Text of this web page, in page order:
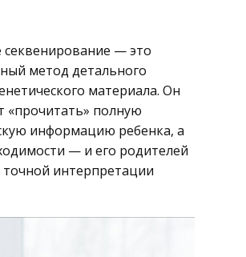
секвенирование — это
метод детального
материала. Он
«прочитать» полную
информацию ребенка, а
— и его родителей
точной интерпретации